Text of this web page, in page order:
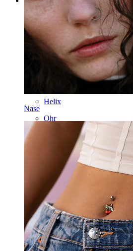
Nase
Bauchnabel
Brustwarzen
Industrial
Helix
Ohr
14kt. Gold
Clip-on
Labret
Zunge
Nase
Tragus